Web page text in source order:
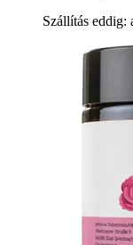
Szállítás eddig: